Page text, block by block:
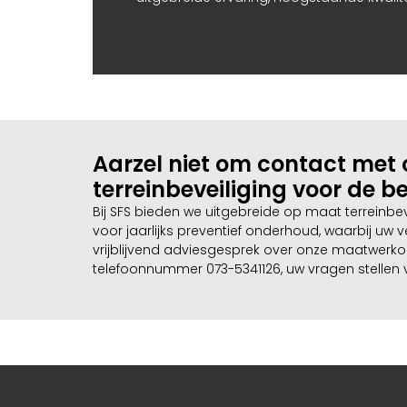
Aarzel niet om contact met
terreinbeveiliging voor de
Bij SFS bieden we uitgebreide op maat
voor jaarlijks preventief onderhoud, waarbij uw
vrijblijvend adviesgesprek over onze
telefoonnummer 073-5341126, uw vragen